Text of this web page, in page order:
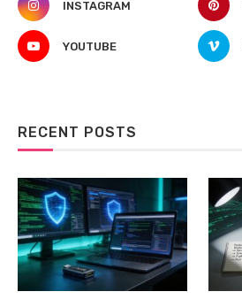
INSTAGRAM
YOUTUBE
RECENT POSTS